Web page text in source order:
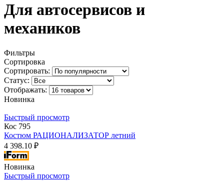
Для автосервисов и
механиков
Фильтры
Сортировка
Сортировать:
Статус:
Отображать:
Новинка
Быстрый просмотр
Кос 795
Костюм РАЦИОНАЛИЗАТОР летний
4 398.10 ₽
Новинка
Быстрый просмотр